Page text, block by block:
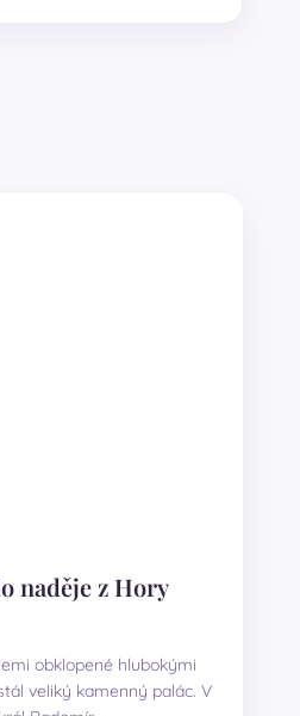
naděje z Hory
obklopené hlubokými
veliký kamenný palác. V